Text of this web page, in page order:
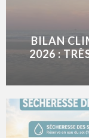
BILAN
2026 :